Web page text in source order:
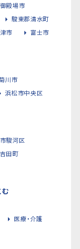
御殿場市
駿東郡清水町
市
富士市
川市
浜松市中央区
駿河区
田町
医療・介護